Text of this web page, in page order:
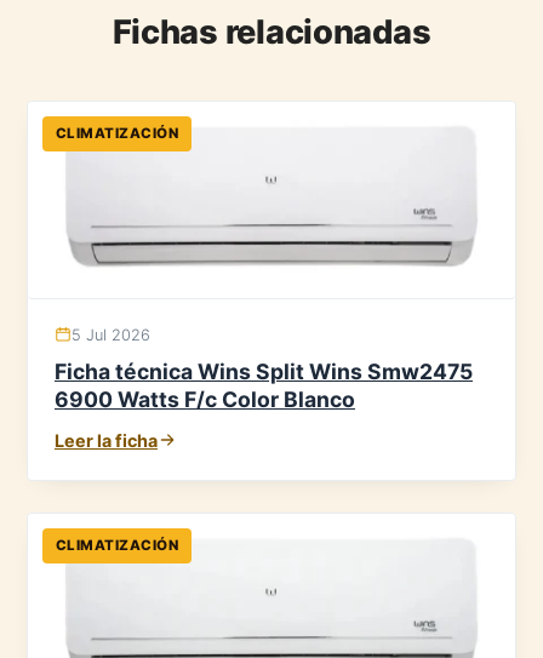
Fichas relacionadas
CLIMATIZACIÓN
5 Jul 2026
Ficha técnica Wins Split Wins Smw2475
6900 Watts F/c Color Blanco
Leer la ficha
CLIMATIZACIÓN